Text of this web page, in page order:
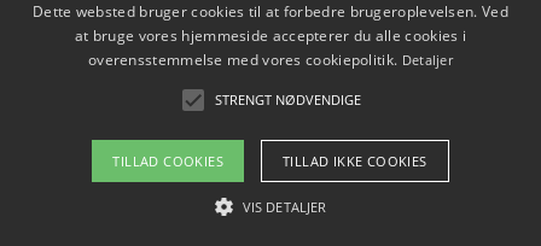
Sådan vælger du de bedste vandrerygsække til
vandreture i Danmark
Copyright 2026 - Pilanto Aps
Om / kontakt
Dette websted bruger cookies til at forbedre brugeroplevelsen. Ved
at bruge vores hjemmeside accepterer du alle cookies i
overensstemmelse med vores cookiepolitik. Detaljer
STRENGT NØDVENDIGE
TILLAD COOKIES TILLAD IKKE COOKIES
VIS DETALJER